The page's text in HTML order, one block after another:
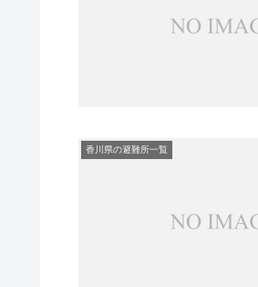
香川県の避難所一覧